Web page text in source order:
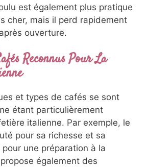
est également plus pratique
cher, mais il perd rapidement
ouverture.
Reconnus Pour La
et types de cafés se sont
étant particulièrement
italienne. Par exemple, le
pour sa richesse et sa
une préparation à la
propose également des